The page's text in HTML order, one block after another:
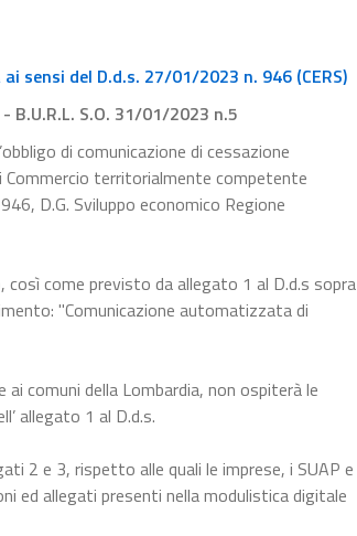
ai sensi del D.d.s. 27/01/2023 n. 946 (CERS)
B.U.R.L. S.O. 31/01/2023 n.5
di comunicazione di cessazione
Commercio territorialmente competente
D.G. Sviluppo economico Regione
così come previsto da allegato 1 al D.d.s sopra
"Comunicazione automatizzata di
comuni della Lombardia, non ospiterà le
allegato 1 al D.d.s.
2 e 3, rispetto alle quali le imprese, i SUAP e
ed allegati presenti nella modulistica digitale